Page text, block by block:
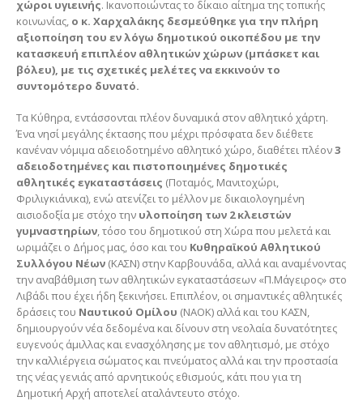
χώροι υγιεινής. Ικανοποιώντας το δίκαιο αίτημα της τοπικής
κοινωνίας, ο κ. Χαρχαλάκης δεσμεύθηκε για την πλήρη
αξιοποίηση του εν λόγω δημοτικού οικοπέδου με την
κατασκευή επιπλέον αθλητικών χώρων (μπάσκετ και
βόλευ), με τις σχετικές μελέτες να εκκινούν το
συντομότερο δυνατό.
Τα Κύθηρα, εντάσσονται πλέον δυναμικά στον αθλητικό χάρτη.
Ένα νησί μεγάλης έκτασης που μέχρι πρόσφατα δεν διέθετε
κανέναν νόμιμα αδειοδοτημένο αθλητικό χώρο, διαθέτει πλέον3
αδειοδοτημένες και πιστοποιημένες δημοτικές
αθλητικές εγκαταστάσεις (Ποταμός, Μανιτοχώρι,
Φριλιγκιάνικα), ενώ ατενίζει το μέλλον με δικαιολογημένη
αισιοδοξία με στόχο την υλοποίηση των 2 κλειστών
γυμναστηρίων , τόσο του δημοτικού στη Χώρα που μελετά και
ωριμάζει ο Δήμος μας, όσο και του Κυθηραϊκού Αθλητικού
Συλλόγου Νέων (ΚΑΣΝ) στην Καρβουνάδα, αλλά και αναμένοντας
την αναβάθμιση των αθλητικών εγκαταστάσεων «Π.Μάγειρος» στο
Λιβάδι που έχει ήδη ξεκινήσει. Επιπλέον, οι σημαντικές αθλητικές
δράσεις του Ναυτικού Ομίλου (ΝΑΟΚ) αλλά και του ΚΑΣΝ,
δημιουργούν νέα δεδομένα και δίνουν στη νεολαία δυνατότητες
ευγενούς άμιλλας και ενασχόλησης με τον αθλητισμό, με στόχο
την καλλιέργεια σώματος και πνεύματος αλλά και την προστασία
της νέας γενιάς από αρνητικούς εθισμούς, κάτι που για τη
Δημοτική Αρχή αποτελεί αταλάντευτο στόχο.